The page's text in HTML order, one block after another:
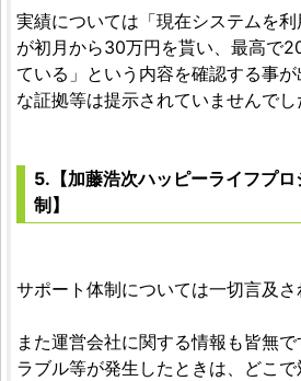
実績については「現在システムを
が初月から30万円を貰い、最高で
ている」という内容を確認する事
な証拠等は提示されていませんでし
5.【加藤浩次ハッピーライフプ
制】
サポート体制については一切言及さ
また運営会社に関する情報も皆無
ラブル等が発生したときは、どこ